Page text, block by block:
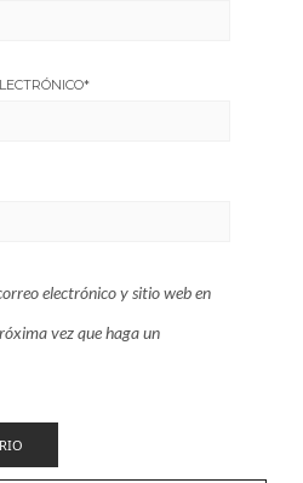
*
electrónico y sitio web en
vez que haga un